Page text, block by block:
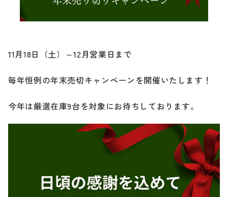
お問い合わせフォーム
お客様の声
お問い合わせフォームはこちら
車検・整備・修理のご依頼
買取査定のご依頼
中古車探しのご依頼・レンタカーのご相談
11月18日（土）～12月営業日まで
毎年恒例の年末売切キャンペーンを開催いたします！
今年は厳選在庫9台を対象にお待ちしております。